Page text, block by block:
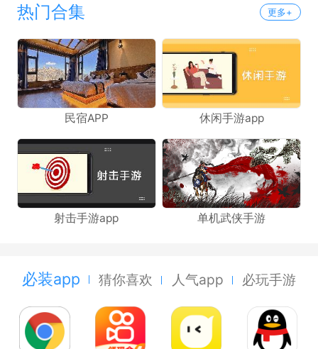
热门合集 更多+
民宿APP 休闲手游app
射击手游app 单机武侠手游
必装app 猜你喜欢 人气app 必玩手游